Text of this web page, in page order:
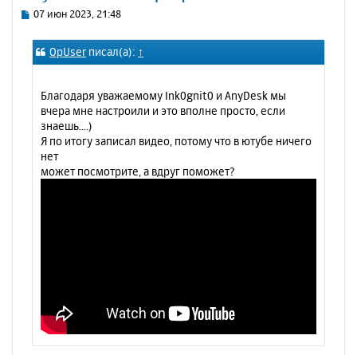
С
о
б
07 июн 2023, 21:48
OpUser писал(а): ↑
Благодаря уважаемому Ink0gnit0 и AnyDesk мы
вчера мне настроили и это вполне просто, если
знаешь....)
Я по итогу записал видео, потому что в ютубе ничего
нет
может посмотрите, а вдруг поможет?